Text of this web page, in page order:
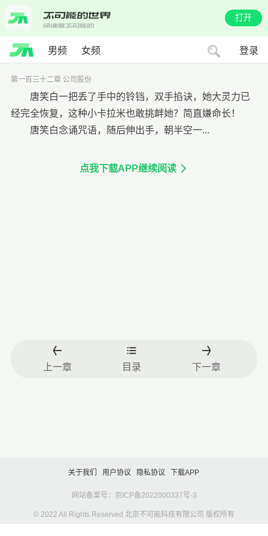
打开
男频 女频 登录
第一百三十二章 公司股份
唐笑白一把丢了手中的铃铛，双手掐诀，她大灵力已
经完全恢复，这种小卡拉米也敢挑衅她？简直嫌命长！
唐笑白念诵咒语，随后伸出手，朝半空一...
点我下载APP继续阅读
上一章 目录 下一章
关于我们 用户协议 隐私协议 下载APP
网站备案号：京ICP备2022000337号-3
© 2022 All Rights Reserved 北京不可能科技有限公司 版权所有